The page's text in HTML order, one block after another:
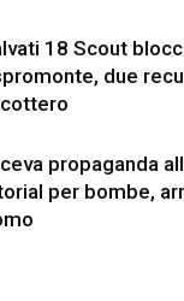
18 Scout
due
propaganda
per bombe,